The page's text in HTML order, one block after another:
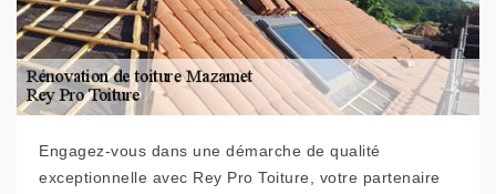
Engagez-vous dans une démarche de qualité
exceptionnelle avec Rey Pro Toiture, votre partenaire